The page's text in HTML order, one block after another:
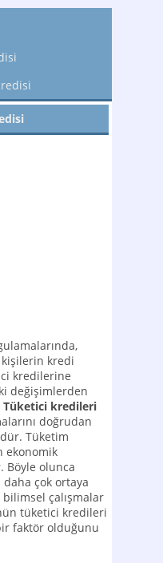
kredi
kredilerine
değişimlerden
Tüketici kredileri
doğrudan
Tüketim
ekonomik
Böyle olunca
çok ortaya
bilimsel çalışmalar
tüketici kredileri
faktör olduğunu